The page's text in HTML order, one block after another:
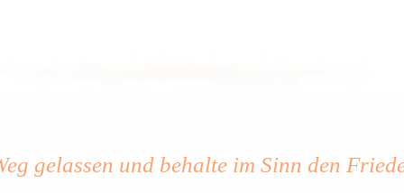
gelassen und behalte im Sinn den